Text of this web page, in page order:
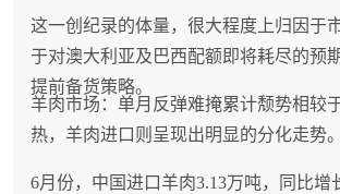
这一创纪录的体量，很大程度上归因于
于对澳大利亚及巴西配额即将耗尽的预
提前备货策略。
羊肉市场：单月反弹难掩累计颓势相较
热，羊肉进口则呈现出明显的分化走势。
6月份，中国进口羊肉3.13万吨，同比增